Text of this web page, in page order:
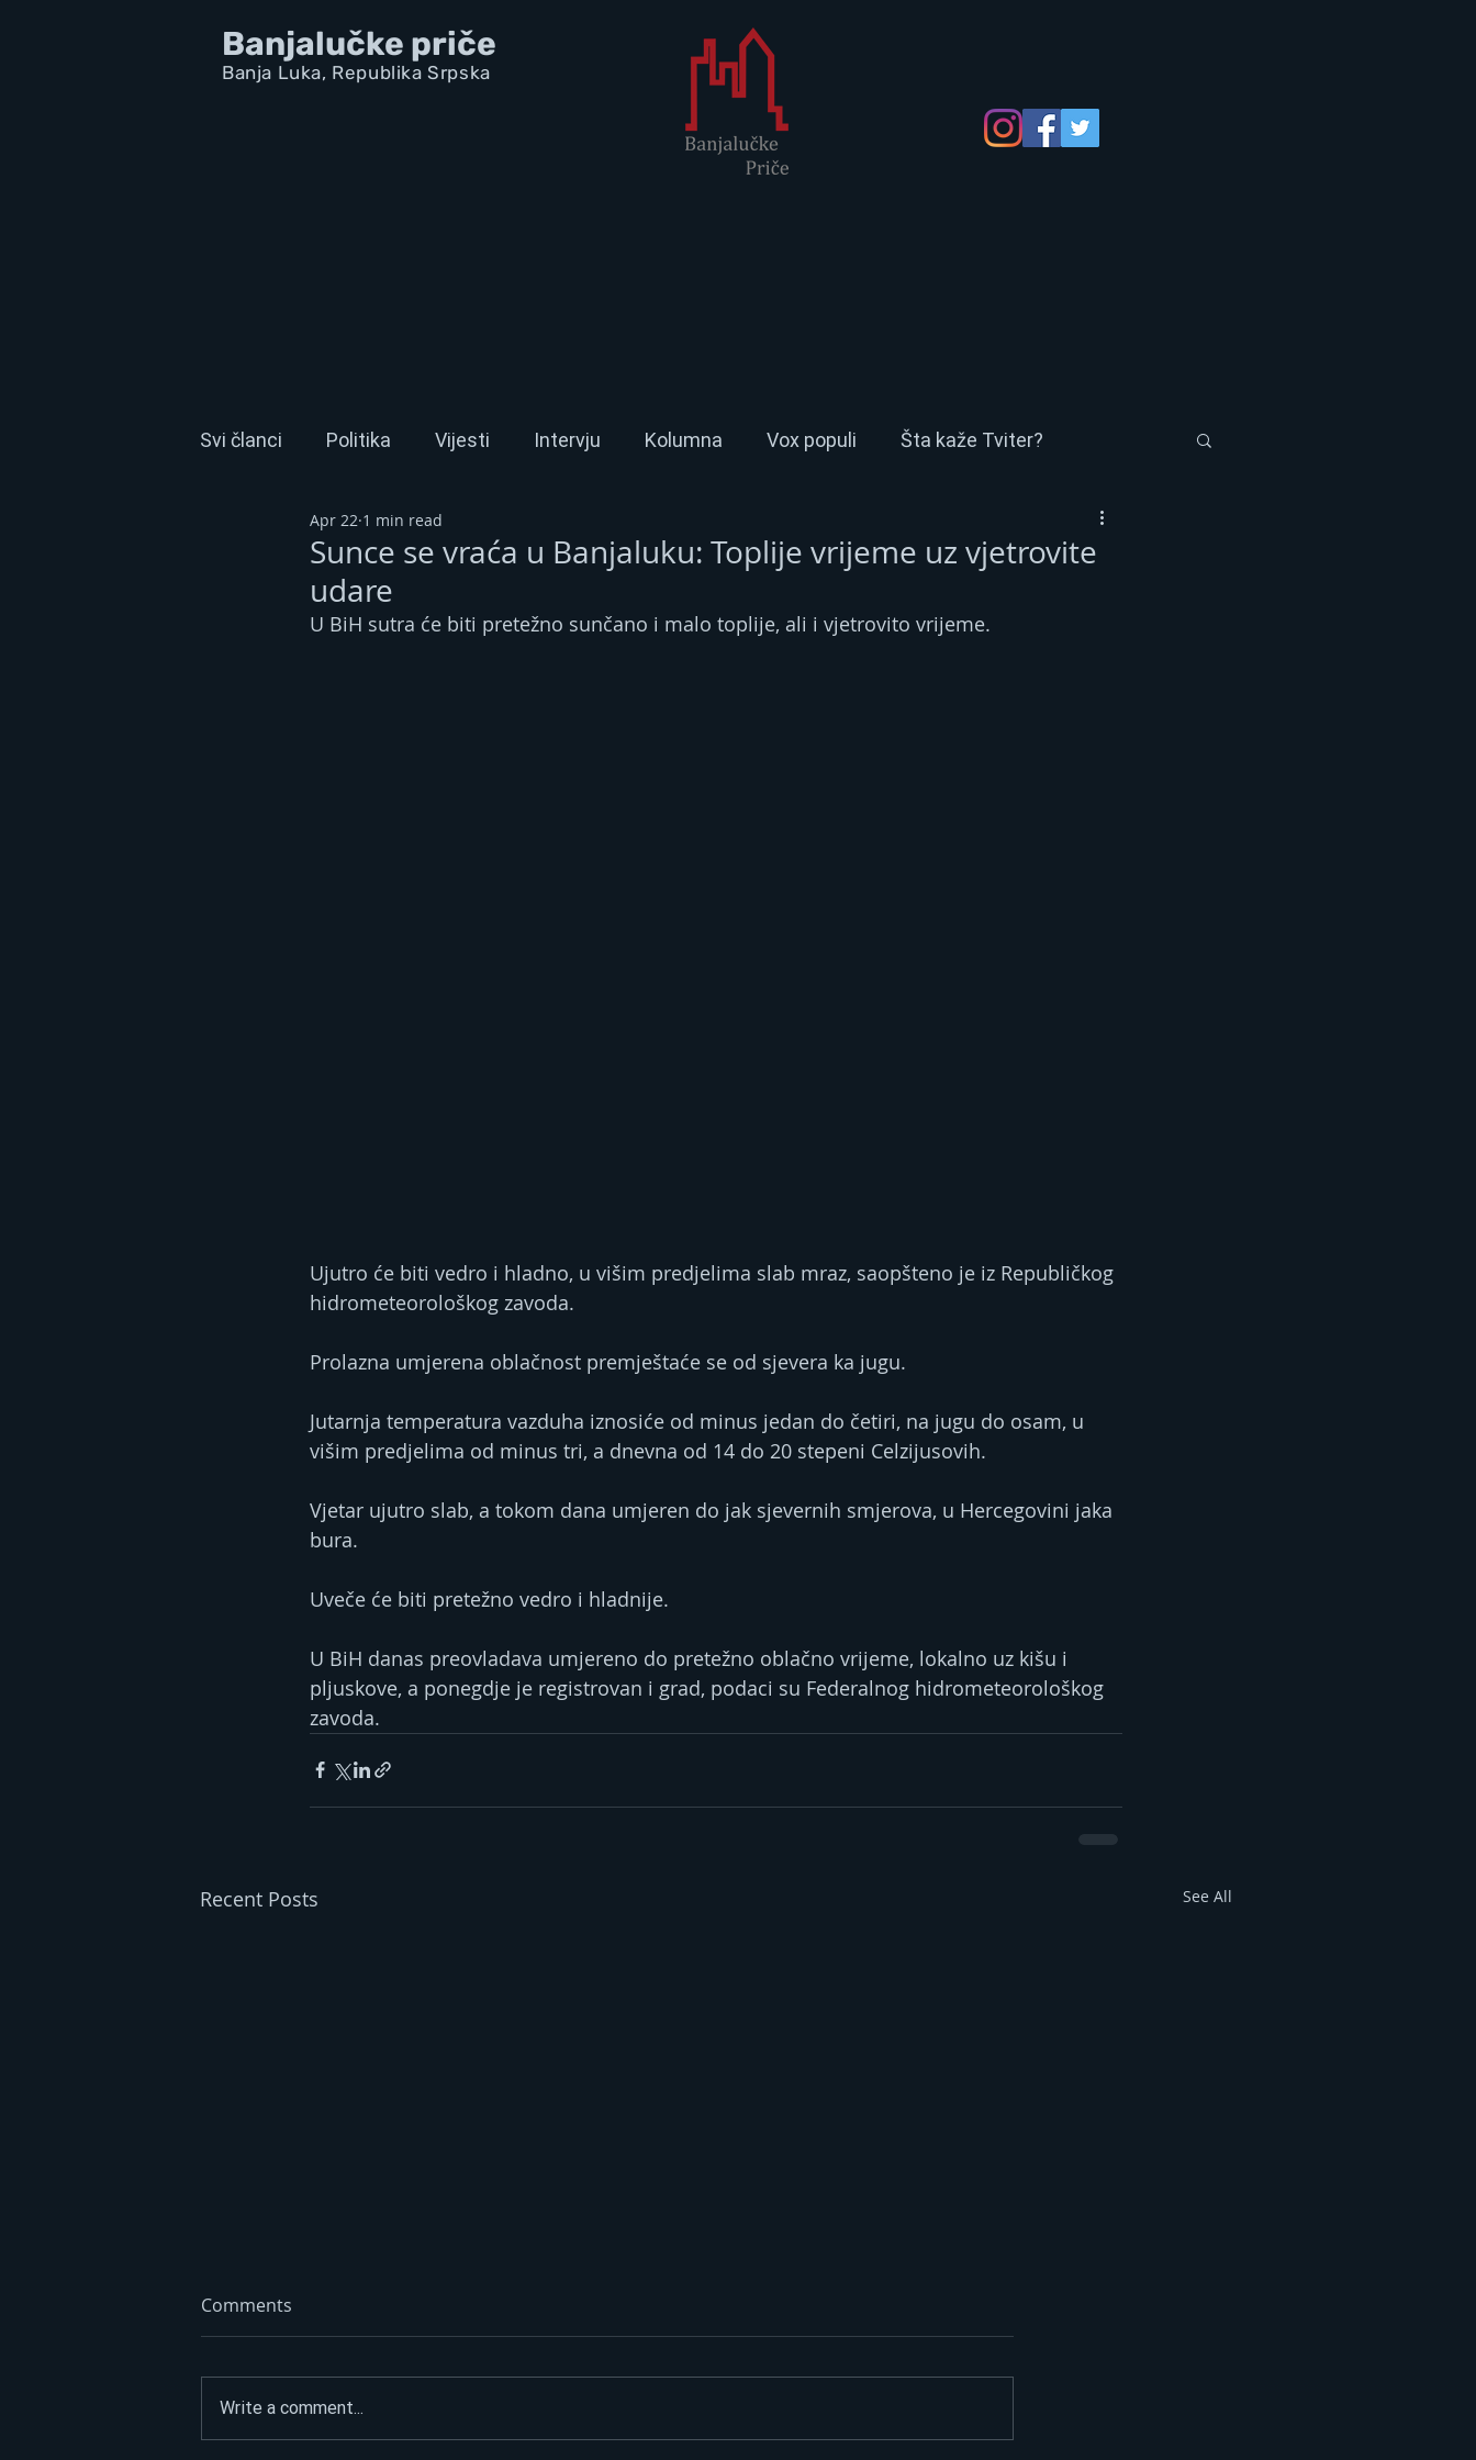
Banjalučke priče
Banja Luka, Republika Srpska
Svi članci Politika Vijesti Intervju Kolumna Vox populi Šta kaže Tviter?
Sunce se vraća u Banjaluku: Toplije vrijeme uz vjetrovite
udare
Apr 22 1 min read
U BiH sutra će biti pretežno sunčano i malo toplije, ali i vjetrovito vrijeme.
Ujutro će biti vedro i hladno, u višim predjelima slab mraz, saopšteno je iz Republičkog
hidrometeorološkog zavoda.
Prolazna umjerena oblačnost premještaće se od sjevera ka jugu.
Jutarnja temperatura vazduha iznosiće od minus jedan do četiri, na jugu do osam, u
višim predjelima od minus tri, a dnevna od 14 do 20 stepeni Celzijusovih.
Vjetar ujutro slab, a tokom dana umjeren do jak sjevernih smjerova, u Hercegovini jaka
bura.
Uveče će biti pretežno vedro i hladnije.
U BiH danas preovladava umjereno do pretežno oblačno vrijeme, lokalno uz kišu i
pljuskove, a ponegdje je registrovan i grad, podaci su Federalnog hidrometeorološkog
zavoda.
Recent Posts See All
Comments
Write a comment...